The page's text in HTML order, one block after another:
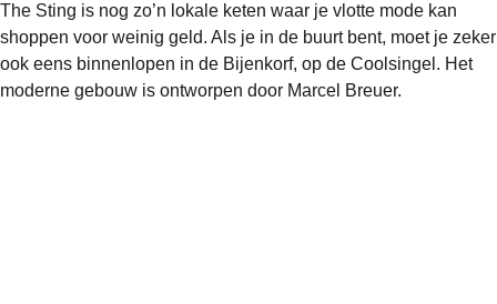
The Sting is nog zo’n lokale keten waar je vlotte mode kan
shoppen voor weinig geld. Als je in de buurt bent, moet je zeker
ook eens binnenlopen in de Bijenkorf, op de Coolsingel. Het
moderne gebouw is ontworpen door Marcel Breuer.